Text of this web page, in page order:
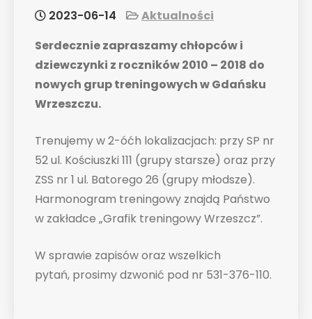
2023-06-14
Aktualności
Serdecznie zapraszamy chłopców i
dziewczynki z roczników 2010 – 2018 do
nowych grup treningowych w Gdańsku
Wrzeszczu.
Trenujemy w 2-óćh lokalizacjach: przy SP nr
52 ul. Kościuszki 111 (grupy starsze) oraz przy
ZSS nr 1 ul. Batorego 26 (grupy młodsze).
Harmonogram treningowy znajdą Państwo
w zakładce „Grafik treningowy Wrzeszcz”.
W sprawie zapisów oraz wszelkich
pytań, prosimy dzwonić pod nr 531-376-110.